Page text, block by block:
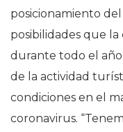
posicionamiento
posibilidades que
durante todo el
de la actividad
condiciones en el
coronavirus.